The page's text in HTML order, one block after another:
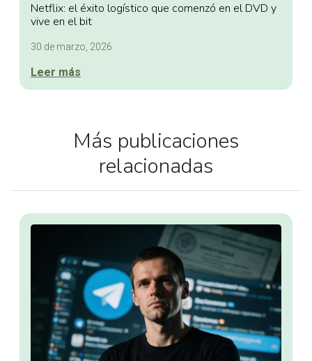
Netflix: el éxito logístico que comenzó en el DVD y
vive en el bit
30 de marzo, 2026
Leer más
Más publicaciones
relacionadas